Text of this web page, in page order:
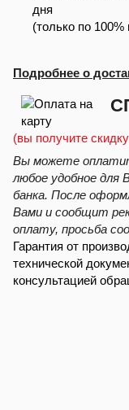
дня
(только по 100%
Подробнее о
(вы получите
Вы можете
любое удобное для
банка. После
Вами и сообщит
оплату, просьба
Гарантия от
технической
консультацией